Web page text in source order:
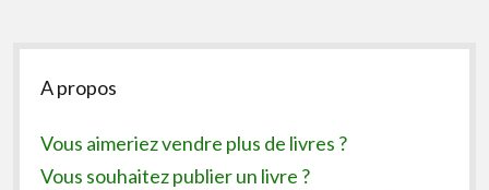
Sidebar
A propos
Vous aimeriez vendre plus de livres ?
Vous souhaitez publier un livre ?